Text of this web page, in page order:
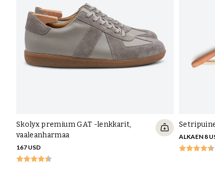
Skolyx premium GAT -lenkkarit,
vaaleanharmaa
167 USD
ALKAEN 8